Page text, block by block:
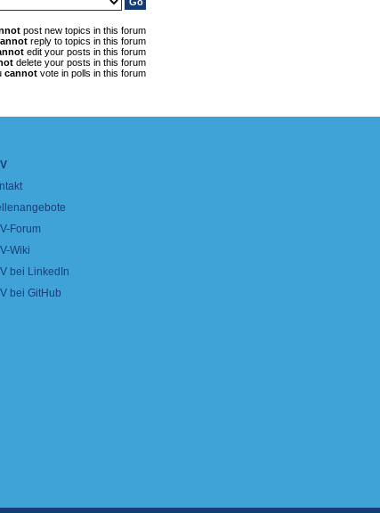
post new topics in this forum
reply to topics in this forum
edit your posts in this forum
delete your posts in this forum
cannotvote in polls in this forum
Forum
Wiki
bei LinkedIn
bei GitHub